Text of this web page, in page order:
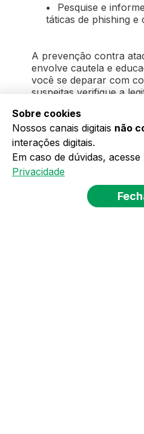
• Pesquise e
táticas de phishing e
A prevenção contra
envolve cautela e
você se deparar com
suspeitas verifique a
estar atento a sinais
contra a perda de
Sobre cookies
Nossos canais digitais não
interações digitais.
Em caso de dúvidas, acesse
Privacidade